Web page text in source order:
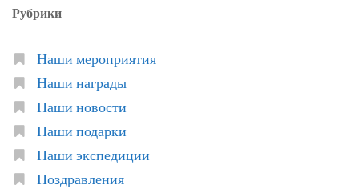
Рубрики
Наши мероприятия
Наши награды
Наши новости
Наши подарки
Наши экспедиции
Поздравления